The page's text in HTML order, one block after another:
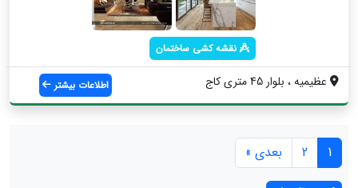
نقشه کشی ساختمان
عظیمیه ، بلوار 45 متری کاج اطلاعات بیشتر
1
2 بعدی »